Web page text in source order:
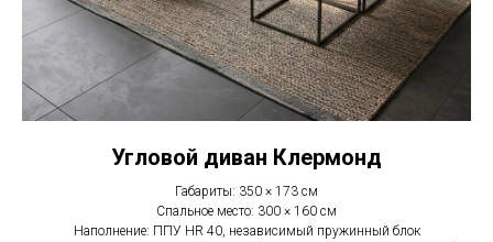
Угловой диван Клермонд
Габариты: 350 × 173 см
Спальное место: 300 × 160 см
Наполнение: ППУ HR 40, независимый пружинный блок